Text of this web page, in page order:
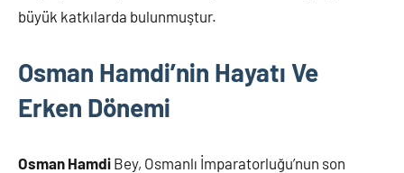
büyük katkılarda bulunmuştur.
Osman Hamdi’nin Hayatı Ve
Erken Dönemi
Osman Hamdi Bey, Osmanlı İmparatorluğu’nun son